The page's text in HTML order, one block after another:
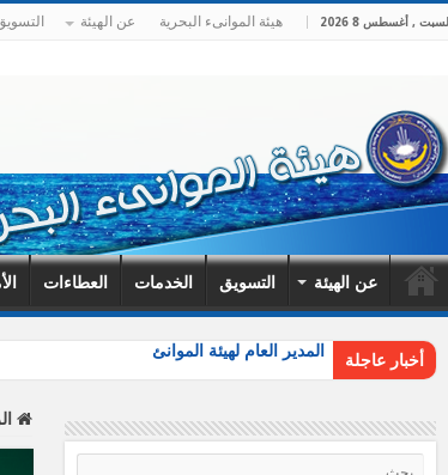
السبت , أغسطس 8 2026 هيئة الموانىء البحرية عن الهيئة
عن الهيئة التسويق الخدمات العطاءات
أخبار عاجلة
المدير العام لهيئة الموانئ البحرية يشارك في